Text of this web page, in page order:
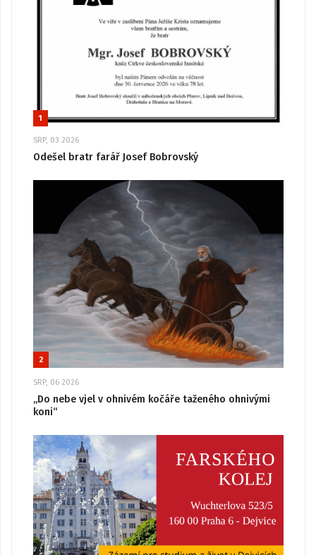
1
SRP, 03 2026
Odešel bratr farář Josef Bobrovský
2
SRP, 06 2026
„Do nebe vjel v ohnivém kočáře taženého ohnivými
koni“